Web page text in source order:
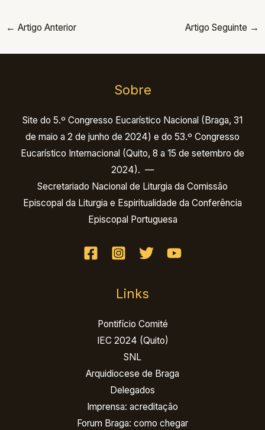
← Artigo Anterior Artigo Seguinte →
Sobre
Site do 5.º Congresso Eucarístico Nacional (Braga, 31
de maio a 2 de junho de 2024) e do 53.º Congresso
Eucarístico Internacional (Quito, 8 a 15 de setembro de
2024). —
Secretariado Nacional de Liturgia da Comissão
Episcopal da Liturgia e Espiritualidade da Conferência
Episcopal Portuguesa
Links
Pontifício Comité
IEC 2024 (Quito)
SNL
Arquidiocese de Braga
Delegados
Imprensa: acreditação
Forum Braga: como chegar